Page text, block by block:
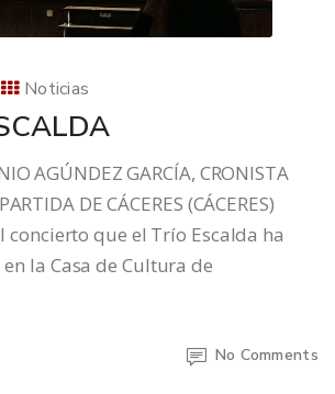
Noticias
AGÚNDEZ GARCÍA, CRONISTA
DE CÁCERES (CÁCERES)
que el Trío Escalda ha
la Casa de Cultura de
No Comments